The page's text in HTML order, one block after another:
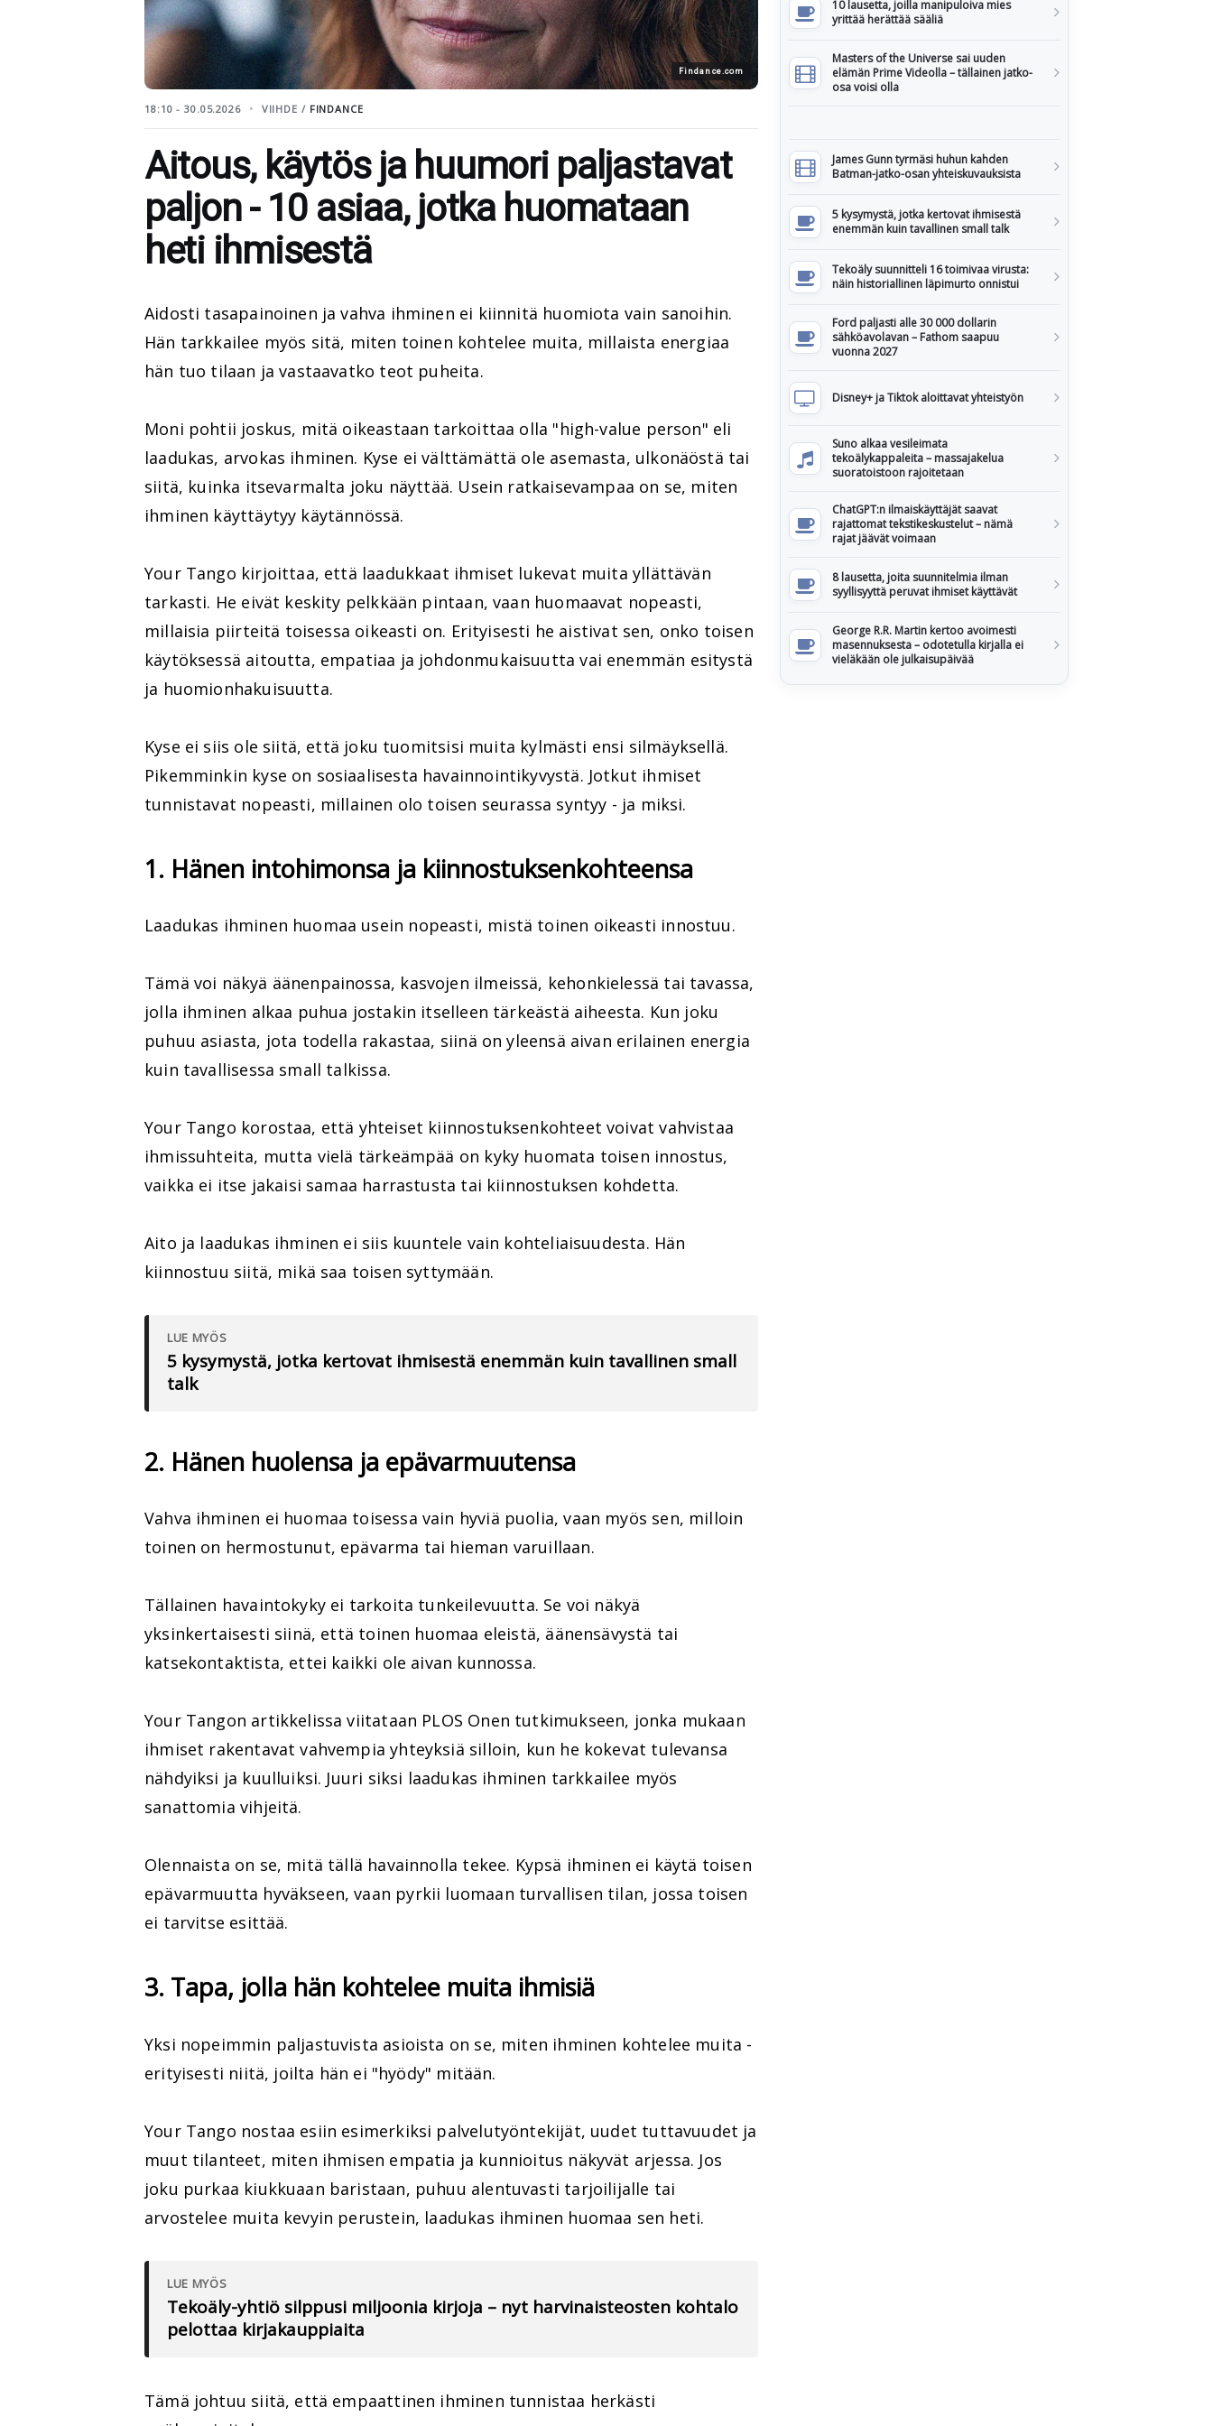
Findance.com
18:10 - 30.05.2026 VIIHDE / FINDANCE
Aitous, käytös ja huumori paljastavat
paljon - 10 asiaa, jotka huomataan
heti ihmisestä
Aidosti tasapainoinen ja vahva ihminen ei kiinnitä huomiota vain sanoihin.
Hän tarkkailee myös sitä, miten toinen kohtelee muita, millaista energiaa
hän tuo tilaan ja vastaavatko teot puheita.
Moni pohtii joskus, mitä oikeastaan tarkoittaa olla "high-value person" eli
laadukas, arvokas ihminen. Kyse ei välttämättä ole asemasta, ulkonäöstä tai
siitä, kuinka itsevarmalta joku näyttää. Usein ratkaisevampaa on se, miten
ihminen käyttäytyy käytännössä.
Your Tango kirjoittaa, että laadukkaat ihmiset lukevat muita yllättävän
tarkasti. He eivät keskity pelkkään pintaan, vaan huomaavat nopeasti,
millaisia piirteitä toisessa oikeasti on. Erityisesti he aistivat sen, onko toisen
käytöksessä aitoutta, empatiaa ja johdonmukaisuutta vai enemmän esitystä
ja huomionhakuisuutta.
Kyse ei siis ole siitä, että joku tuomitsisi muita kylmästi ensi silmäyksellä.
Pikemminkin kyse on sosiaalisesta havainnointikyvystä. Jotkut ihmiset
tunnistavat nopeasti, millainen olo toisen seurassa syntyy - ja miksi.
1. Hänen intohimonsa ja kiinnostuksenkohteensa
Laadukas ihminen huomaa usein nopeasti, mistä toinen oikeasti innostuu.
Tämä voi näkyä äänenpainossa, kasvojen ilmeissä, kehonkielessä tai tavassa,
jolla ihminen alkaa puhua jostakin itselleen tärkeästä aiheesta. Kun joku
puhuu asiasta, jota todella rakastaa, siinä on yleensä aivan erilainen energia
kuin tavallisessa small talkissa.
Your Tango korostaa, että yhteiset kiinnostuksenkohteet voivat vahvistaa
ihmissuhteita, mutta vielä tärkeämpää on kyky huomata toisen innostus,
vaikka ei itse jakaisi samaa harrastusta tai kiinnostuksen kohdetta.
Aito ja laadukas ihminen ei siis kuuntele vain kohteliaisuudesta. Hän
kiinnostuu siitä, mikä saa toisen syttymään.
LUE MYÖS
5 kysymystä, jotka kertovat ihmisestä enemmän kuin tavallinen small
talk
2. Hänen huolensa ja epävarmuutensa
Vahva ihminen ei huomaa toisessa vain hyviä puolia, vaan myös sen, milloin
toinen on hermostunut, epävarma tai hieman varuillaan.
Tällainen havaintokyky ei tarkoita tunkeilevuutta. Se voi näkyä
yksinkertaisesti siinä, että toinen huomaa eleistä, äänensävystä tai
katsekontaktista, ettei kaikki ole aivan kunnossa.
Your Tangon artikkelissa viitataan PLOS Onen tutkimukseen, jonka mukaan
ihmiset rakentavat vahvempia yhteyksiä silloin, kun he kokevat tulevansa
nähdyiksi ja kuulluiksi. Juuri siksi laadukas ihminen tarkkailee myös
sanattomia vihjeitä.
Olennaista on se, mitä tällä havainnolla tekee. Kypsä ihminen ei käytä toisen
epävarmuutta hyväkseen, vaan pyrkii luomaan turvallisen tilan, jossa toisen
ei tarvitse esittää.
3. Tapa, jolla hän kohtelee muita ihmisiä
Yksi nopeimmin paljastuvista asioista on se, miten ihminen kohtelee muita -
erityisesti niitä, joilta hän ei "hyödy" mitään.
Your Tango nostaa esiin esimerkiksi palvelutyöntekijät, uudet tuttavuudet ja
muut tilanteet, miten ihmisen empatia ja kunnioitus näkyvät arjessa. Jos
joku purkaa kiukkuaan baristaan, puhuu alentuvasti tarjoilijalle tai
arvostelee muita kevyin perustein, laadukas ihminen huomaa sen heti.
LUE MYÖS
Tekoäly-yhtiö silppusi miljoonia kirjoja – nyt harvinaisteosten kohtalo
pelottaa kirjakauppiaita
Tämä johtuu siitä, että empaattinen ihminen tunnistaa herkästi
10 lausetta, joilla manipuloiva mies
yrittää herättää sääliä
Masters of the Universe sai uuden
elämän Prime Videolla – tällainen jatko-
osa voisi olla
James Gunn tyrmäsi huhun kahden
Batman-jatko-osan yhteiskuvauksista
5 kysymystä, jotka kertovat ihmisestä
enemmän kuin tavallinen small talk
Tekoäly suunnitteli 16 toimivaa virusta:
näin historiallinen läpimurto onnistui
Ford paljasti alle 30 000 dollarin
sähköavolavan – Fathom saapuu
vuonna 2027
Disney+ ja Tiktok aloittavat yhteistyön
Suno alkaa vesileimata
tekoälykappaleita – massajakelua
suoratoistoon rajoitetaan
ChatGPT:n ilmaiskäyttäjät saavat
rajattomat tekstikeskustelut – nämä
rajat jäävät voimaan
8 lausetta, joita suunnitelmia ilman
syyllisyyttä peruvat ihmiset käyttävät
George R.R. Martin kertoo avoimesti
masennuksesta – odotetulla kirjalla ei
vieläkään ole julkaisupäivää